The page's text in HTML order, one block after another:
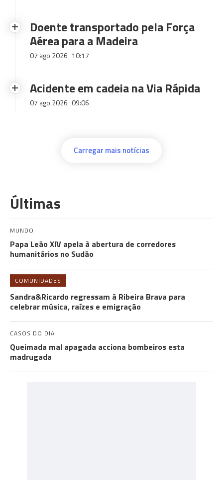
Doente transportado pela Força
Aérea para a Madeira
07 ago 2026 10:17
Acidente em cadeia na Via Rápida
07 ago 2026 09:06
Carregar mais notícias
Últimas
MUNDO
Papa Leão XIV apela à abertura de corredores
humanitários no Sudão
COMUNIDADES
Sandra&Ricardo regressam à Ribeira Brava para
celebrar música, raízes e emigração
CASOS DO DIA
Queimada mal apagada acciona bombeiros esta
madrugada